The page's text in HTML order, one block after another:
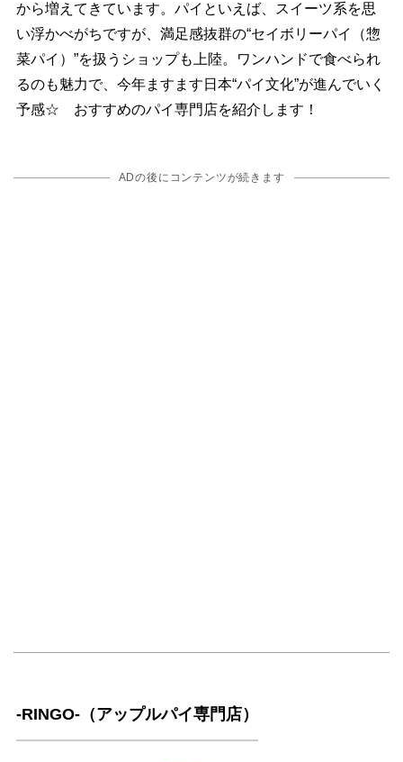
から増えてきています。パイといえば、スイーツ系を思
い浮かべがちですが、満足感抜群の“セイボリーパイ（惣
菜パイ）”を扱うショップも上陸。ワンハンドで食べられ
るのも魅力で、今年ますます日本“パイ文化”が進んでいく
予感☆ おすすめのパイ専門店を紹介します！
ADの後にコンテンツが続きます
-RINGO-（アップルパイ専門店）